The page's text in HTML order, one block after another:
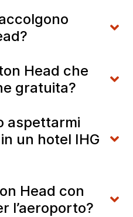
Head che
gratuita?
aspettarmi
un hotel IHG
Head con
l’aeroporto?